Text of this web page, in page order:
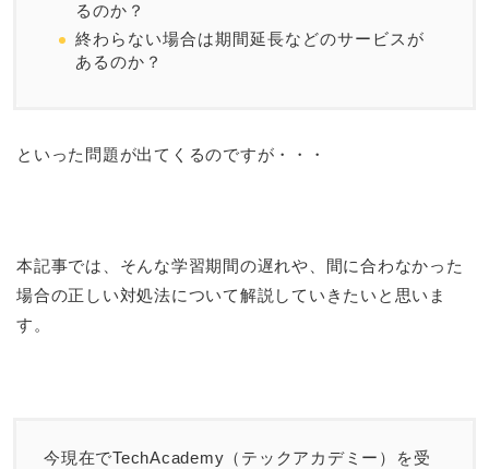
るのか？
終わらない場合は期間延長などのサービスが
あるのか？
といった問題が出てくるのですが・・・
本記事では、そんな学習期間の遅れや、間に合わなかった
場合の正しい対処法について解説していきたいと思いま
す。
今現在でTechAcademy（テックアカデミー）を受